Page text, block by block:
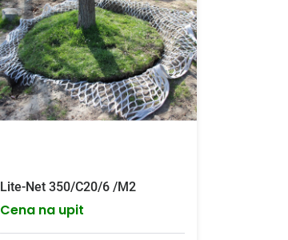
Lite-Net 350/C20/6 /M2
Cena na upit